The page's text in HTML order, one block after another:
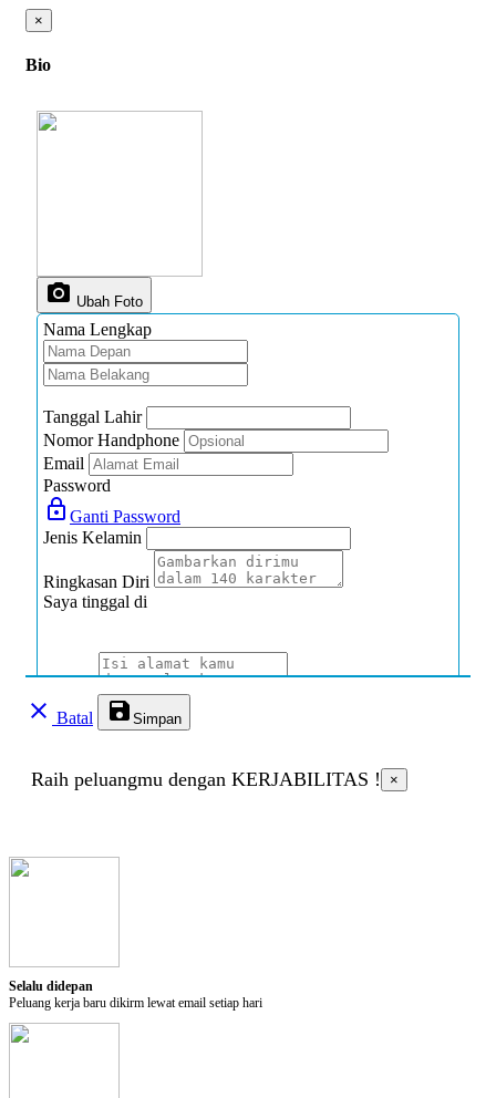
×
Bio
photo_camera Ubah Foto
Nama Lengkap
Tanggal Lahir
Nomor Handphone
Email
Password
lock_outline Ganti Password
Jenis Kelamin
Ringkasan Diri
Saya tinggal di
Alamat
Jenis Disabilitas
Pilihan Privasi
clear Batal save Simpan
Raih peluangmu dengan KERJABILITAS ! ×
Selalu didepan
Peluang kerja baru dikirm lewat email setiap hari